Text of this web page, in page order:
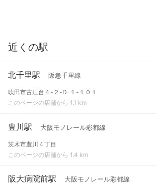
近くの駅
北千里駅 阪急千里線
吹田市古江台４-２-D-１-１０１
このページの店舗から 1.1 km
豊川駅 大阪モノレール彩都線
茨木市豊川４丁目
このページの店舗から 1.4 km
阪大病院前駅 大阪モノレール彩都線